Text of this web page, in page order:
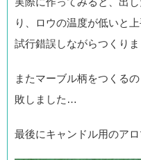
り、ロウの温度が低いと
試行錯誤しながらつくりま
またマーブル柄をつくる
敗しました…
最後にキャンドル用のア